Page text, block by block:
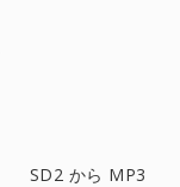
SD2 から MP3